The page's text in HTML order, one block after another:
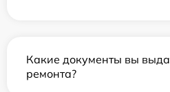
Какие документы вы
ремонта?